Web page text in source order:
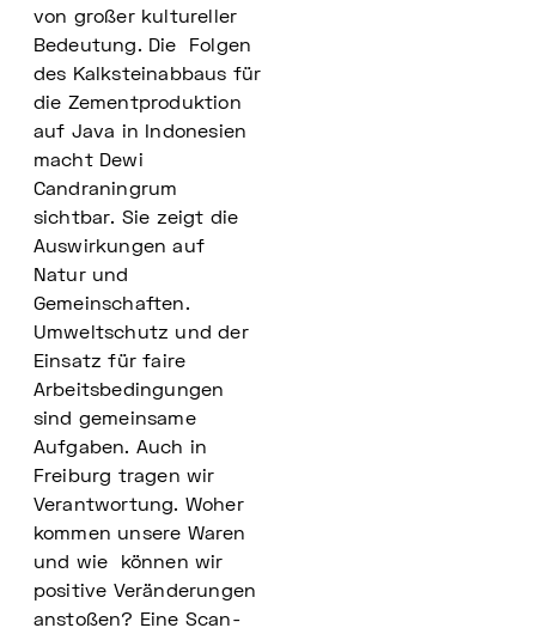
von großer kultureller
Bedeutung. Die Folgen
des Kalksteinabbaus für
die Zementproduktion
auf Java in Indonesien
macht Dewi
Candraningrum
sichtbar. Sie zeigt die
Auswirkungen auf
Natur und
Gemeinschaften.
Umweltschutz und der
Einsatz für faire
Arbeitsbedingungen
sind gemeinsame
Aufgaben. Auch in
Freiburg tragen wir
Verantwortung. Woher
kommen unsere Waren
und wie können wir
positive Veränderungen
anstoßen? Eine Scan-